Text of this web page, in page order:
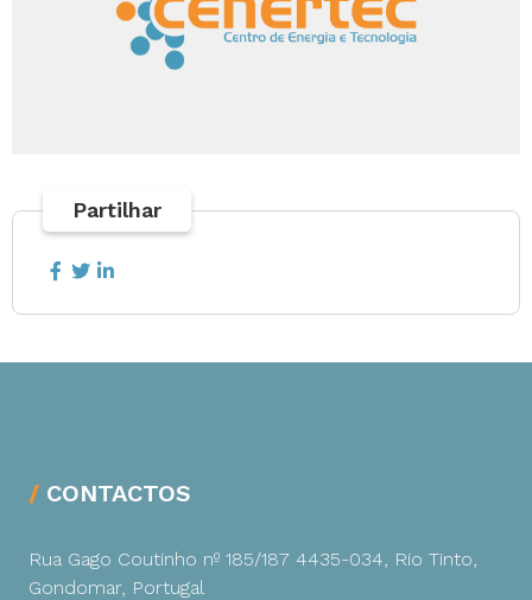
Partilhar
CONTACTOS
Rua Gago Coutinho nº 185/187 4435-034, Rio Tinto,
Gondomar, Portugal